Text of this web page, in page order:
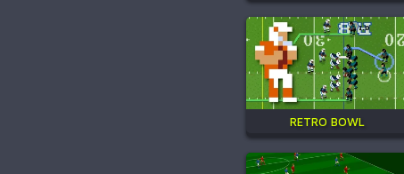
RETRO BOWL